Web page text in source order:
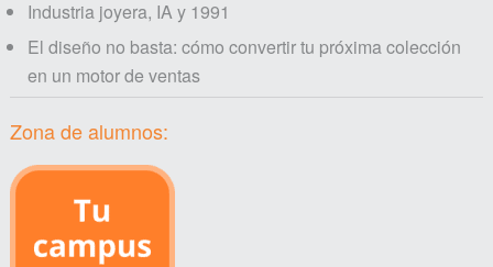
Industria joyera, IA y 1991
El diseño no basta: cómo convertir tu próxima colección
en un motor de ventas
Zona de alumnos: